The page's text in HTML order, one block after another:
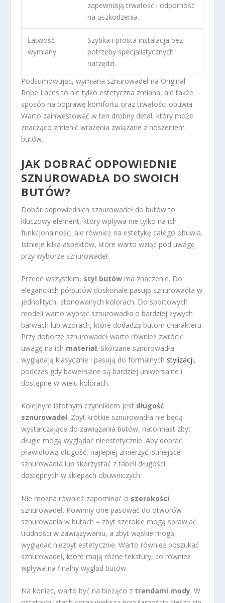
zapewniają trwałość i odporność
na uszkodzenia.
Łatwość
wymiany
Szybka i prosta instalacja bez
potrzeby specjalistycznych
narzędzi.
Podsumowując, wymiana sznurowadeł na Original
Rope Laces to nie tylko estetyczna zmiana, ale także
sposób na poprawę komfortu oraz trwałości obuwia.
Warto zainwestować w ten drobny detal, który może
znacząco zmienić wrażenia związane z noszeniem
butów.
JAK DOBRAĆ ODPOWIEDNIE
SZNUROWADŁA DO SWOICH
BUTÓW?
Dobór odpowiednich sznurowadeł do butów to
kluczowy element, który wpływa nie tylko na ich
funkcjonalność, ale również na estetykę całego obuwia.
Istnieje kilka aspektów, które warto wziąć pod uwagę
przy wyborze sznurowadeł.
Przede wszystkim, styl butów ma znaczenie. Do
eleganckich półbutów doskonale pasują sznurowadła w
jednolitych, stonowanych kolorach. Do sportowych
modeli warto wybrać sznurowadła o bardziej żywych
barwach lub wzorach, które dodadzą butom charakteru.
Przy doborze sznurowadeł warto również zwrócić
uwagę na ich materiał. Skórzane sznurowadła
wyglądają klasycznie i pasują do formalnych stylizacji,
podczas gdy bawełniane są bardziej uniwersalne i
dostępne w wielu kolorach.
Kolejnym istotnym czynnikiem jest długość
sznurowadeł. Zbyt krótkie sznurowadła nie będą
wystarczające do zawiązania butów, natomiast zbyt
długie mogą wyglądać nieestetycznie. Aby dobrać
prawidłową długość, najlepiej zmierzyć istniejące
sznurowadła lub skorzystać z tabeli długości
dostępnych w sklepach obuwniczych.
Nie można również zapominać o szerokości
sznurowadeł. Powinny one pasować do otworów
sznurowania w butach – zbyt szerokie mogą sprawiać
trudności w zawiązywaniu, a zbyt wąskie mogą
wyglądać niezbyt estetycznie. Warto również poszukać
sznurowadeł, które mają różne tekstury, co również
wpływa na finalny wygląd butów.
Na koniec, warto być na bieżąco z trendami mody. W